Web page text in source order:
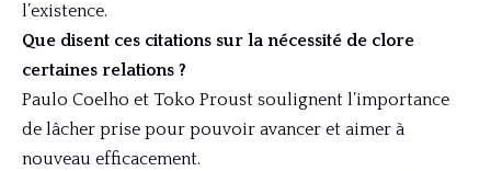
l’existence.
Que disent ces citations sur la nécessité de clore
certaines relations ?
Paulo Coelho et Toko Proust soulignent l’importance
de lâcher prise pour pouvoir avancer et aimer à
nouveau efficacement.